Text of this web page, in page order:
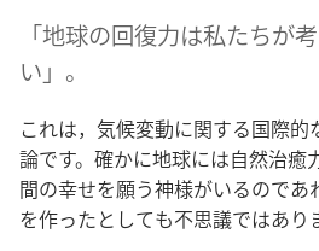
「地球の回復力は私たちが考
い」。
これは， 気候変動に関する国際的
論です。 確かに地球には自然治癒
間の幸せを願う神様がいるのであ
を作ったとしても不思議ではあり